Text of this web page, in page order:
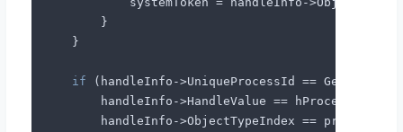
        }
    }
if (handleInfo->UniqueProcessId ==
        handleInfo->HandleValue == hProcess &&
handleInfo->ObjectTypeIndex ==